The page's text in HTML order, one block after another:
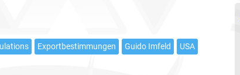
Exportbestimmungen Guido Imfeld
USA